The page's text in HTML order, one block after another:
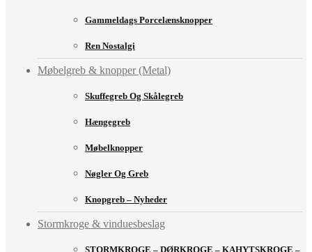
Gammeldags Porcelænsknopper
Ren Nostalgi
Møbelgreb & knopper (Metal)
Skuffegreb Og Skålegreb
Hængegreb
Møbelknopper
Nøgler Og Greb
Knopgreb – Nyheder
Stormkroge & vinduesbeslag
STORMKROGE – DØRKROGE – KAHYTSKROGE –